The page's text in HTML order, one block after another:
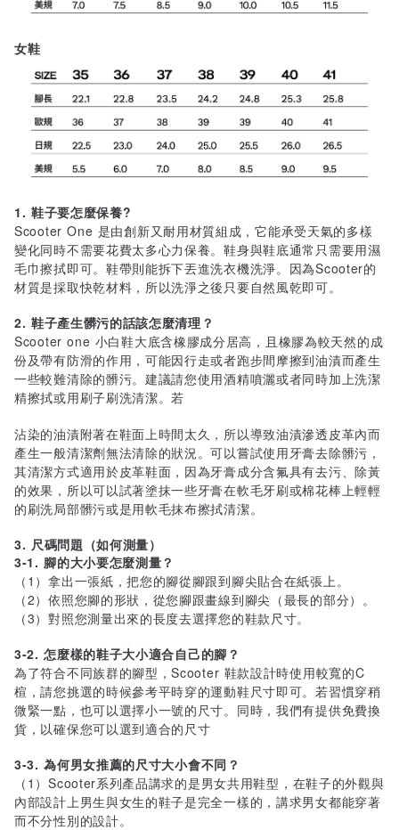
女鞋
1. 鞋子要怎麼保養?
Scooter One 是由創新又耐用材質組成，它能承受天氣的多樣
變化同時不需要花費太多心力保養。鞋身與鞋底通常只需要用濕
毛巾擦拭即可。鞋帶則能拆下丟進洗衣機洗淨。因為Scooter的
材質是採取快乾材料，所以洗淨之後只要自然風乾即可。
2. 鞋子產生髒污的話該怎麼清理？
Scooter one 小白鞋大底含橡膠成分居高，且橡膠為較天然的成
份及帶有防滑的作用，可能因行走或者跑步間摩擦到油漬而產生
一些較難清除的髒污。建議請您使用酒精噴灑或者同時加上洗潔
精擦拭或用刷子刷洗清潔。若
沾染的油漬附著在鞋面上時間太久，所以導致油漬滲透皮革內而
產生一般清潔劑無法清除的狀況。可以嘗試使用牙膏去除髒污，
其清潔方式適用於皮革鞋面，因為牙膏成分含氟具有去污、除黃
的效果，所以可以試著塗抹一些牙膏在軟毛牙刷或棉花棒上輕輕
的刷洗局部髒污或是用軟毛抹布擦拭清潔。
3. 尺碼問題（如何測量）
3-1. 腳的大小要怎麼測量？
（1）拿出一張紙，把您的腳從腳跟到腳尖貼合在紙張上。
（2）依照您腳的形狀，從您腳跟畫線到腳尖（最長的部分）。
（3）對照您測量出來的長度去選擇您的鞋款尺寸。
3-2. 怎麼樣的鞋子大小適合自己的腳？
為了符合不同族群的腳型，Scooter 鞋款設計時使用較寬的C
楦，請您挑選的時候參考平時穿的運動鞋尺寸即可。若習慣穿稍
微緊一點，也可以選擇小一號的尺寸。同時，我們有提供免費換
貨，以確保您可以選到適合的尺寸
3-3. 為何男女推薦的尺寸大小會不同？
（1）Scooter系列產品講求的是男女共用鞋型，在鞋子的外觀與
內部設計上男生與女生的鞋子是完全一樣的，講求男女都能穿著
而不分性別的設計。